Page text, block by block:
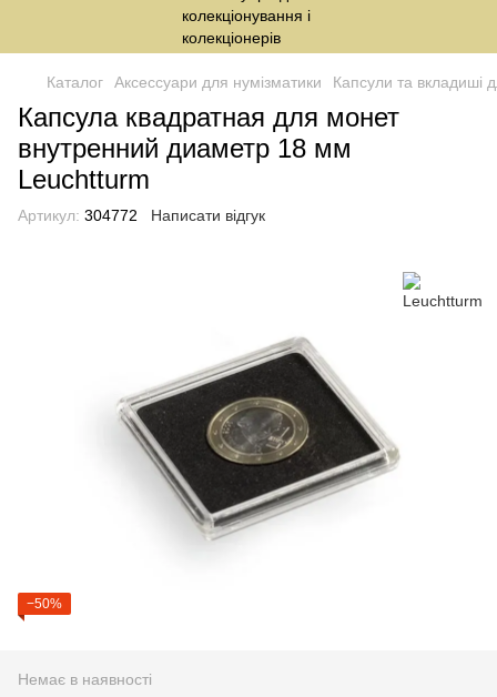
Каталог Аксессуари для нумізматики Капсули та вкладиші
Капсула квадратная для монет
внутренний диаметр 18 мм
Leuchtturm
Артикул: 304772 Написати відгук
−50%
Немає в наявності